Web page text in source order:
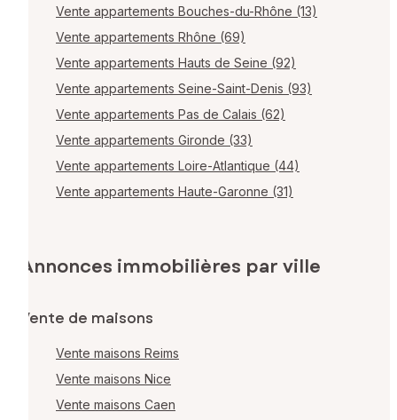
Vente appartements Bouches-du-Rhône (13)
Vente appartements Rhône (69)
Vente appartements Hauts de Seine (92)
Vente appartements Seine-Saint-Denis (93)
Vente appartements Pas de Calais (62)
Vente appartements Gironde (33)
Vente appartements Loire-Atlantique (44)
Vente appartements Haute-Garonne (31)
Annonces immobilières par ville
Vente de maisons
Vente maisons Reims
Vente maisons Nice
Vente maisons Caen